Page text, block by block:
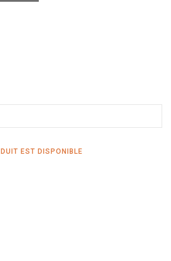
EST DISPONIBLE